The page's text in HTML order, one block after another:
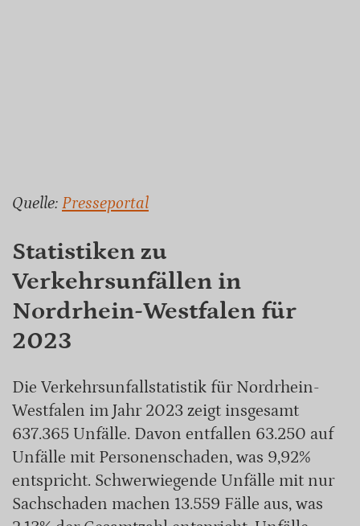
Quelle: Presseportal
Statistiken zu
Verkehrsunfällen in
Nordrhein-Westfalen für
2023
Die Verkehrsunfallstatistik für Nordrhein-
Westfalen im Jahr 2023 zeigt insgesamt
637.365 Unfälle. Davon entfallen 63.250 auf
Unfälle mit Personenschaden, was 9,92%
entspricht. Schwerwiegende Unfälle mit nur
Sachschaden machen 13.559 Fälle aus, was